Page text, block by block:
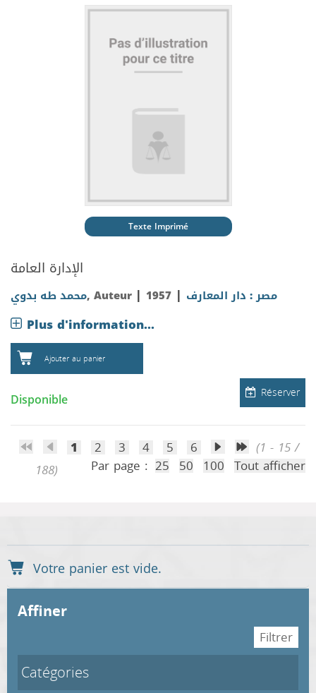
Texte Imprimé
الإدارة العامة
محمد طه بدوي, Auteur | مصر : دار المعارف |
1957
Plus d'information...
Ajouter au panier
Réserver
Disponible
1 2 3 4 5 6
(1 - 15 /
188)
Par page : 25 50 100 Tout afficher
affiner
Catégories